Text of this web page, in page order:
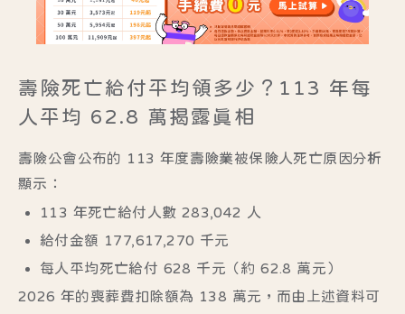
壽險死亡給付平均領多少？113 年每
人平均 62.8 萬揭露真相
壽險公會公布的 113 年度壽險業被保險人死亡原因分析
顯示：
113 年死亡給付人數 283,042 人
給付金額 177,617,270 千元
每人平均死亡給付 628 千元（約 62.8 萬元）
2026 年的喪葬費扣除額為 138 萬元，而由上述資料可